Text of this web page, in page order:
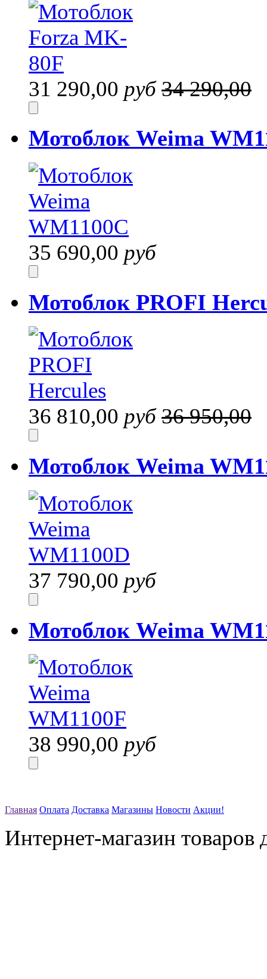
31 290,00 руб 34 290,00
Мотоблок Weima
35 690,00 руб
Мотоблок PROFI
36 810,00 руб 36 950,00
Мотоблок Weima
37 790,00 руб
Мотоблок Weima
38 990,00 руб
Главная Оплата Доставка Магазины Новости Акции!
Интернет-магазин